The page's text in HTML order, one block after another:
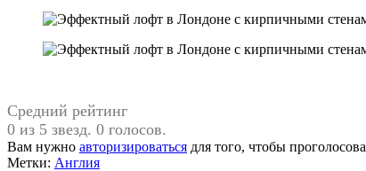
Средний рейтинг
0 из 5 звезд. 0 голосов.
Вам нужно авторизироваться для того, чтобы
Метки: Англия